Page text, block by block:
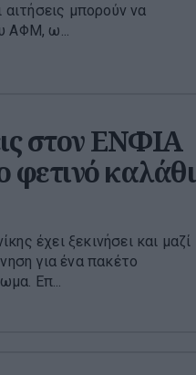
αιτήσεις μπορούν να
ΑΦΜ, ω...
στον ΕΝΦΙΑ
φετινό καλάθι
έχει ξεκινήσει και μαζί
για ένα πακέτο
Επ...